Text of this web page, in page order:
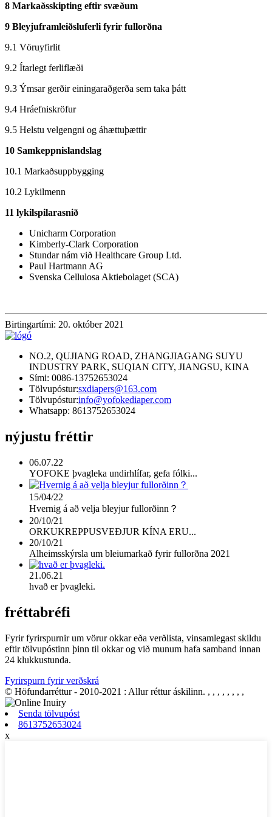
8 Markaðsskipting eftir svæðum
9 Bleyjuframleiðsluferli fyrir fullorðna
9.1 Vöruyfirlit
9.2 Ítarlegt ferliflæði
9.3 Ýmsar gerðir einingaraðgerða sem taka þátt
9.4 Hráefniskröfur
9.5 Helstu velgengni og áhættuþættir
10 Samkeppnislandslag
10.1 Markaðsuppbygging
10.2 Lykilmenn
11 lykilspilarasnið
Unicharm Corporation
Kimberly-Clark Corporation
Stundar nám við Healthcare Group Ltd.
Paul Hartmann AG
Svenska Cellulosa Aktiebolaget (SCA)
Birtingartími: 20. október 2021
NO.2, QUJIANG ROAD, ZHANGJIAGANG SUYU
INDUSTRY PARK, SUQIAN CITY, JIANGSU, KINA
Sími: 0086-13752653024
Tölvupóstur:sxdiapers@163.com
Tölvupóstur:info@yofokediaper.com
Whatsapp: 8613752653024
nýjustu fréttir
06.07.22
YOFOKE þvagleka undirhlífar, gefa fólki...
15/04/22
Hvernig á að velja bleyjur fullorðinn？
20/10/21
ORKUKREPPUSVEÐJUR KÍNA ERU...
20/10/21
Alheimsskýrsla um bleiumarkað fyrir fullorðna 2021
21.06.21
hvað er þvagleki.
fréttabréfi
Fyrir fyrirspurnir um vörur okkar eða verðlista, vinsamlegast skildu
eftir tölvupóstinn þinn til okkar og við munum hafa samband innan
24 klukkustunda.
Fyrirspurn fyrir verðskrá
© Höfundarréttur - 2010-2021 : Allur réttur áskilinn. , , , , , , , ,
Senda tölvupóst
8613752653024
x